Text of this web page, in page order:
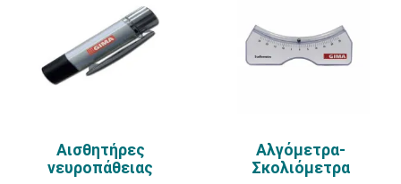
Αισθητήρες
νευροπάθειας
Αλγόμετρα-
Σκολιόμετρα